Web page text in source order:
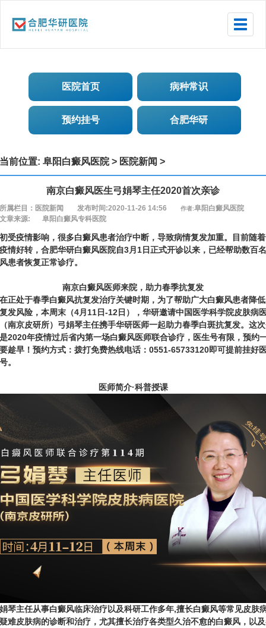
Toggle
医院首页 病种常识
预约挂号 合肥华研
当前位置:阜阳白癜风医院> 医院新闻 >
南京白癜风医生弓娟琴主任2020首次亲诊
所属栏目：医院新闻 发布时间:2020-11-26 14:56 作者:阜阳白癜风医院
文章来源:
阜阳白癜风专科医院
受疫情影响，很多白癜风患者治疗中断，导致病情复发加重。目前随
情好转，合肥华研白癜风医院自3月1日正式开诊以来，已经帮助数百
患者恢复正常诊疗。
南京白癜风医师来院，助力春季抗复发
正处于春季白癜风抗复发治疗关键时期，为了帮助广大白癜风患者降
发风险， 本周末（4月11日-12日） ，华研邀请中国医学科学院皮肤病
南京皮研所）弓娟琴主任携手华研医师一起助力春季白斑抗复发。 这
2020年疫情过后省内第一场白癜风医师联合诊疗，医生号有限，预约
趁早！预约方式：拨打免费热线电话： 0551-65733120即可提前挂好
。
医师简介·科普授课
琴主任从事白癜风临床治疗以及科研工作多年,擅长白癜风等常见皮肤
难皮肤病的诊断和治疗，尤其擅长治疗各类型久治不愈的白癜风，以